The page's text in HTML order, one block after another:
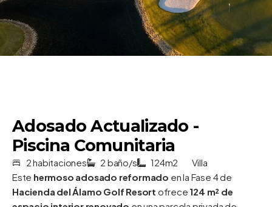
Adosado Actualizado -
Piscina Comunitaria
2 habitaciones 2 baño/s 124m2
Villa
Este hermoso adosado reformado en la Fase 4 de
Hacienda del Álamo Golf Resort ofrece 124 m² de